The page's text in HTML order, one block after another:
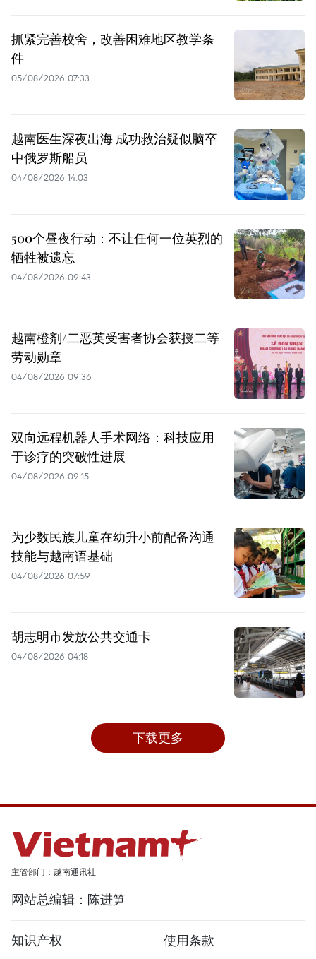
抓紧完善校舍，改善困难地区教学条
件
05/08/2026 07:33
越南医生深夜出海 成功救治疑似脑卒
中俄罗斯船员
04/08/2026 14:03
500个昼夜行动：不让任何一位英烈的
牺牲被遗忘
04/08/2026 09:43
越南橙剂/二恶英受害者协会获授二等
劳动勋章
04/08/2026 09:36
双向远程机器人手术网络：科技应用
于诊疗的突破性进展
04/08/2026 09:15
为少数民族儿童在幼升小前配备沟通
技能与越南语基础
04/08/2026 07:59
胡志明市发放公共交通卡
04/08/2026 04:18
下载更多
主管部门：越南通讯社
网站总编辑：陈进笋
知识产权
使用条款